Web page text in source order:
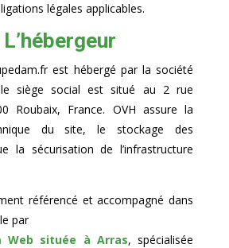
légales applicables.
est hébergé par la société
siège social est situé au 2 rue
Roubaix, France. OVH assure la
du site, le stockage des
la sécurisation de l’infrastructure
référencé et accompagné dans
par
Web située à Arras, spécialisée